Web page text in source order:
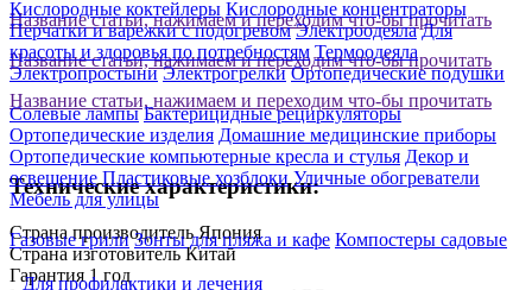
Кислородные коктейлеры Кислородные концентраторы
Перчатки и варежки с подогревом Электроодеяла Для
красоты и здоровья по потребностям Термоодеяла
Электропростыни Электрогрелки Ортопедические подушки
Солевые лампы Бактерицидные рециркуляторы
Ортопедические изделия Домашние медицинские приборы
Ортопедические компьютерные кресла и стулья Декор и
освещение Пластиковые хозблоки Уличные обогреватели
Мебель для улицы
Газовые грили Зонты для пляжа и кафе Компостеры садовые
Для профилактики и лечения
Название статьи, нажимаем и переходим что-бы прочитать
Название статьи, нажимаем и переходим что-бы прочитать
Название статьи, нажимаем и переходим что-бы прочитать
Технические характеристики:
Страна производитель Япония
Страна изготовитель Китай
Гарантия 1 год